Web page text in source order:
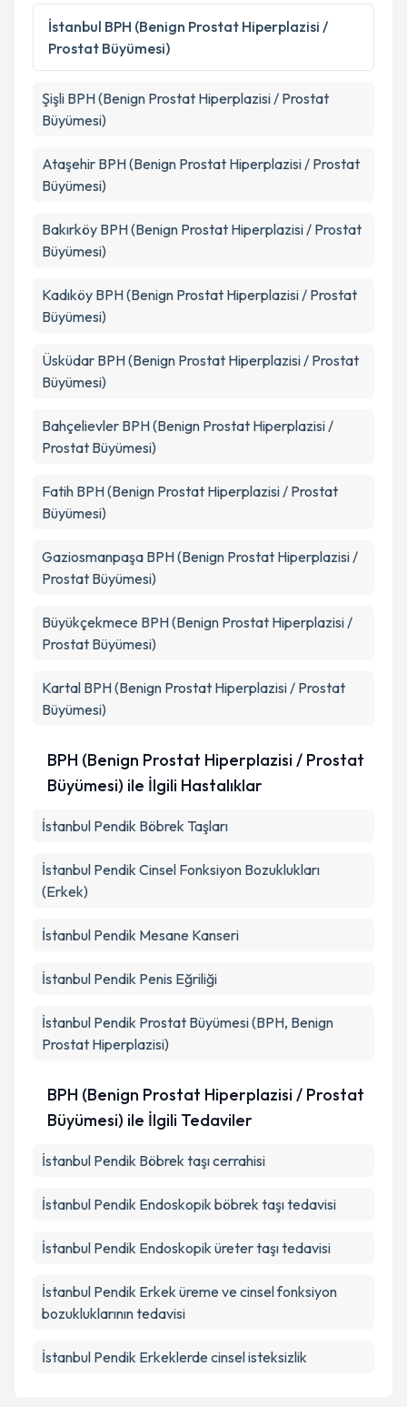
Metni'ni okudum ve kişisel verilerimin belirtilen
kapsamda işlenmesini kabul ediyorum.
Takvim Talebini Gönder
İstanbul BPH (Benign Prostat Hiperplazisi /
Prostat Büyümesi)
Şişli BPH (Benign Prostat Hiperplazisi / Prostat
Büyümesi)
Ataşehir BPH (Benign Prostat Hiperplazisi / Prostat
Büyümesi)
Bakırköy BPH (Benign Prostat Hiperplazisi / Prostat
Büyümesi)
Kadıköy BPH (Benign Prostat Hiperplazisi / Prostat
Büyümesi)
Üsküdar BPH (Benign Prostat Hiperplazisi / Prostat
Büyümesi)
Bahçelievler BPH (Benign Prostat Hiperplazisi /
Prostat Büyümesi)
Fatih BPH (Benign Prostat Hiperplazisi / Prostat
Büyümesi)
Gaziosmanpaşa BPH (Benign Prostat Hiperplazisi /
Prostat Büyümesi)
Büyükçekmece BPH (Benign Prostat Hiperplazisi /
Prostat Büyümesi)
Kartal BPH (Benign Prostat Hiperplazisi / Prostat
Büyümesi)
BPH (Benign Prostat Hiperplazisi / Prostat
Büyümesi) ile İlgili Hastalıklar
İstanbul Pendik Böbrek Taşları
İstanbul Pendik Cinsel Fonksiyon Bozuklukları
(Erkek)
İstanbul Pendik Mesane Kanseri
İstanbul Pendik Penis Eğriliği
İstanbul Pendik Prostat Büyümesi (BPH, Benign
Prostat Hiperplazisi)
BPH (Benign Prostat Hiperplazisi / Prostat
Büyümesi) ile İlgili Tedaviler
İstanbul Pendik Böbrek taşı cerrahisi
İstanbul Pendik Endoskopik böbrek taşı tedavisi
İstanbul Pendik Endoskopik üreter taşı tedavisi
İstanbul Pendik Erkek üreme ve cinsel fonksiyon
bozukluklarının tedavisi
İstanbul Pendik Erkeklerde cinsel isteksizlik